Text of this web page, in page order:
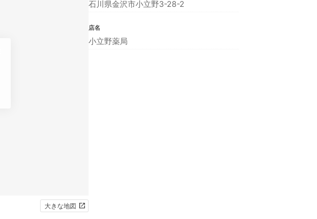
大きな地図
石川県金沢市小立野3-28-2
店名
小立野薬局